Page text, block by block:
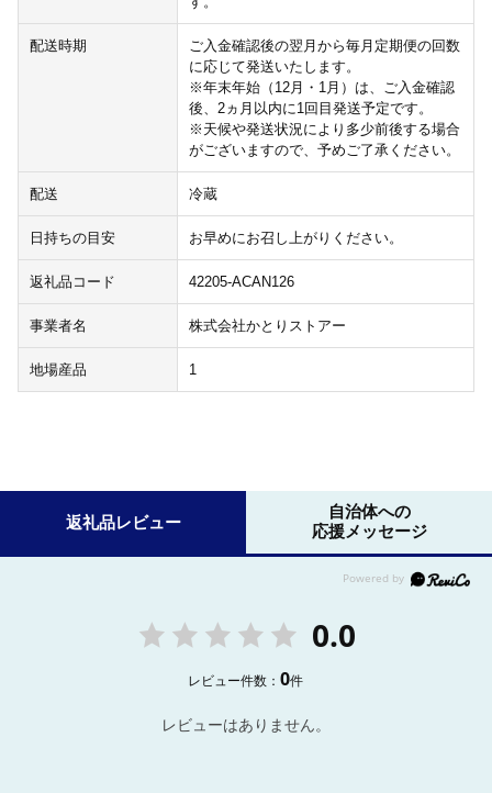
配送時期
ご入金確認後の翌月から毎月定期便の回数
に応じて発送いたします。
※年末年始（12月・1月）は、ご入金確認
後、2ヵ月以内に1回目発送予定です。
※天候や発送状況により多少前後する場合
がございますので、予めご了承ください。
配送 冷蔵
日持ちの目安 お早めにお召し上がりください。
返礼品コード 42205-ACAN126
事業者名 株式会社かとりストアー
地場産品 1
返礼品レビュー
自治体への
応援メッセージ
0.0
レビュー件数：0件
レビューはありません。